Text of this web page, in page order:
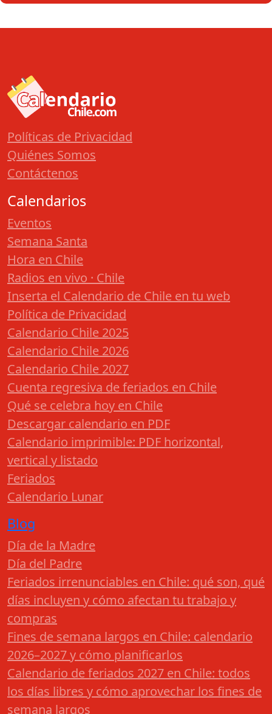
Políticas de Privacidad
Quiénes Somos
Contáctenos
Calendarios
Eventos
Semana Santa
Hora en Chile
Radios en vivo · Chile
Inserta el Calendario de Chile en tu web
Política de Privacidad
Calendario Chile 2025
Calendario Chile 2026
Calendario Chile 2027
Cuenta regresiva de feriados en Chile
Qué se celebra hoy en Chile
Descargar calendario en PDF
Calendario imprimible: PDF horizontal,
vertical y listado
Feriados
Calendario Lunar
Blog
Día de la Madre
Día del Padre
Feriados irrenunciables en Chile: qué son, qué
días incluyen y cómo afectan tu trabajo y
compras
Fines de semana largos en Chile: calendario
2026–2027 y cómo planificarlos
Calendario de feriados 2027 en Chile: todos
los días libres y cómo aprovechar los fines de
semana largos